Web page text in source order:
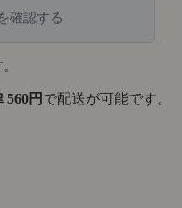
確認する
560円 で配送が可能です。